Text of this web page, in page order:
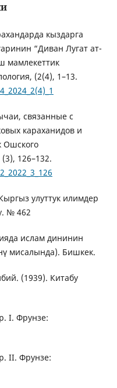
кыздарга
“Диван Лугат ат-
мамлекеттик
(2(4), 1–13.
связанные с
караханидов и
Ошского
126–132.
улуттук илимдер
№ 462
ислам дининин
мисалында). Бишкек.
(1939). Китабу
I. Фрунзе:
II. Фрунзе: